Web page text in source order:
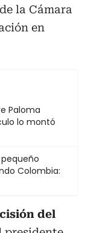
la Cámara
en
Paloma
lo montó
Colombia:
del